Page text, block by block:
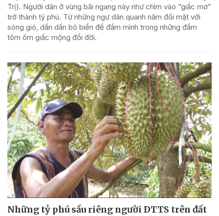
Trị). Người dân ở vùng bãi ngang này như chìm vào “giấc mơ”
trở thành tỷ phú. Từ những ngư dân quanh năm đối mặt với
sóng gió, dần dần bỏ biển để đắm mình trong những đầm
tôm ôm giấc mộng đổi đời.
Những tỷ phú sầu riêng người DTTS trên đất